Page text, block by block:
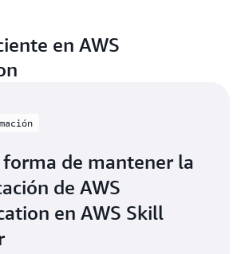
en AWS
forma de mantener la
de AWS
en AWS Skill